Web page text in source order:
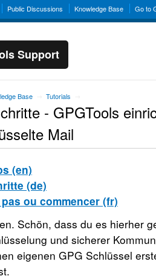
Public Discussions Knowledge Base Go to
Support
Base Tutorials
- GPGTools
Mail
(en)
(de)
ou commencer (fr)
Schön, dass du es hierher
und sicherer
eigenen GPG Schlüssel